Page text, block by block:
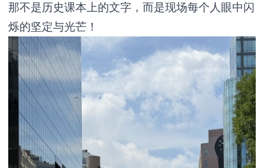
那不是历史课本上的文字，而是现场每个人眼中闪
烁的坚定与光芒！